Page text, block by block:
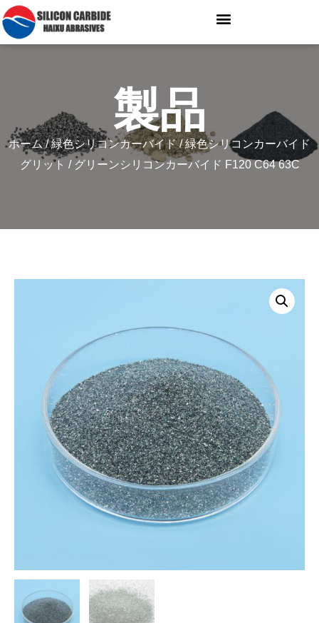
製品
ホーム/緑色シリコンカーバイド/緑色シリコンカーバイド
グリット / グリーンシリコンカーバイド F120 C64 63C